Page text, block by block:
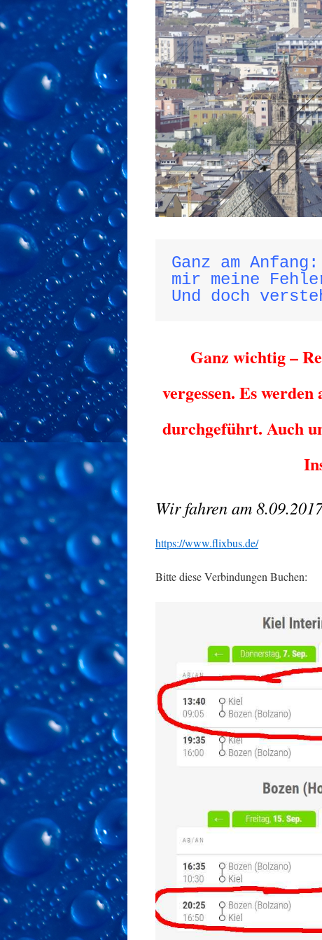
Ganz am
mir meine
Und doch
Ganz wichtig –
vergessen. Es
durchgeführt. Auch
Wir fahren am
https://www.flixbus.de/
Bitte diese Verbindungen Buchen: